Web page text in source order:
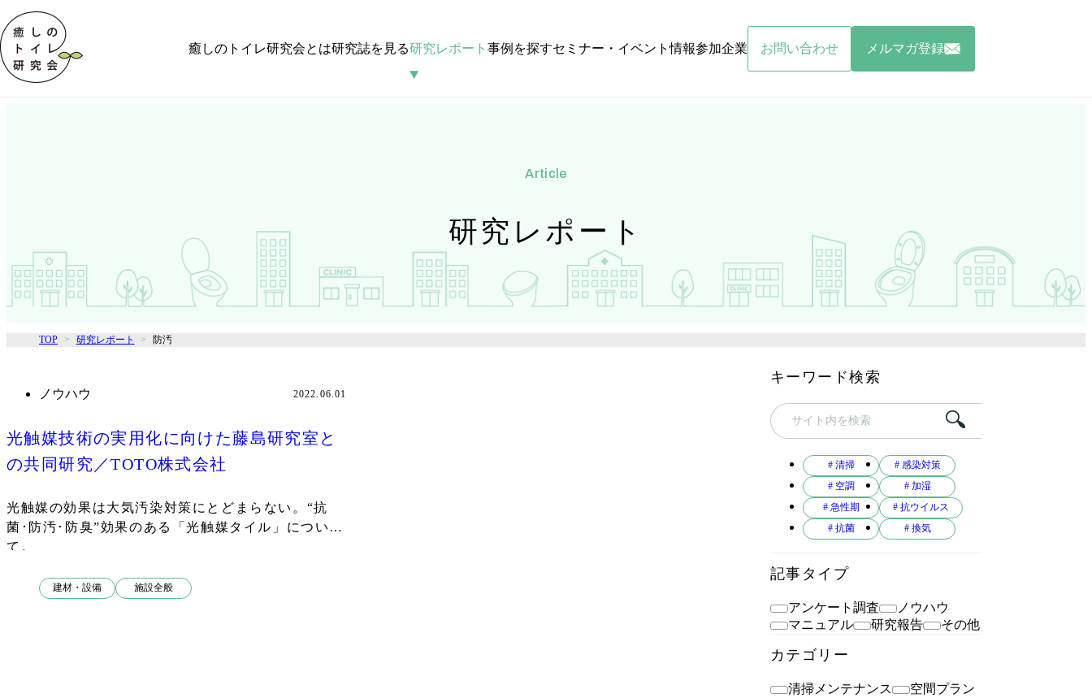
癒しのトイレ研究会とは研究誌を見る研究レポート 事例を探すセミナー・イベント情報参加企業 お問い合わせ メルマガ登録
研究レポート
article
TOP 研究レポート 防汚
光触媒技術の実用化に向けた藤島研究室と
の共同研究／TOTO株式会社
ノウハウ 2022.06.01
光触媒の効果は大気汚染対策にとどまらない。“抗
菌･防汚･防臭”効果のある「光触媒タイル」につい
て。
建材・設備 施設全般
キーワード検索
# 清掃
# 感染対策
# 空調
# 加湿
# 急性期
# 抗ウイルス
# 抗菌
# 換気
記事タイプ
アンケート調査
ノウハウ
マニュアル
研究報告 その他
カテゴリー
清掃メンテナンス
空間プラン